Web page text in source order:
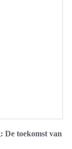
De toekomst van